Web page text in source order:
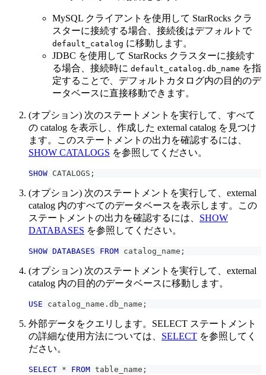
MySQL クライアントを使用して StarRocks クラ
スターに接続する場合、接続後はデフォルトで
default_catalog に移動します。
JDBC を使用して StarRocks クラスターに接続す
る場合、接続時に default_catalog.db_name を指
定することで、デフォルトカタログ内の目的のデ
ータベースに直接移動できます。
(オプション) 次のステートメントを実行して、すべて
の catalog を表示し、作成した external catalog を見つけ
ます。このステートメントの出力を確認するには、
SHOW CATALOGS を参照してください。
SHOW CATALOGS ;
(オプション) 次のステートメントを実行して、external
catalog 内のすべてのデータベースを表示します。この
ステートメントの出力を確認するには、 SHOW
DATABASES を参照してください。
SHOW DATABASES FROM catalog_name ;
(オプション) 次のステートメントを実行して、external
catalog 内の目的のデータベースに移動します。
USE catalog_name . db_name ;
外部データをクエリします。SELECT ステートメント
の詳細な使用方法については、 SELECT を参照してく
ださい。
SELECT * FROM table_name ;